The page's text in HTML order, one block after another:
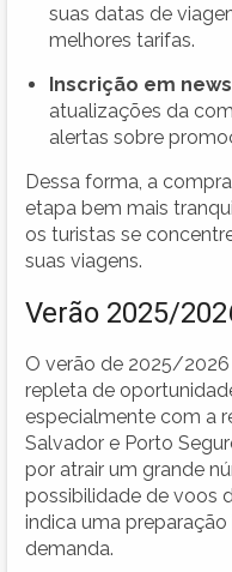
suas datas de
melhores tarifas.
Inscrição em
atualizações da
alertas sobre
Dessa forma, a
etapa bem mais
os turistas se
suas viagens.
Verão 2025/
O verão de 2025/
repleta de
especialmente com a
Salvador e Porto
por atrair um grande
possibilidade de voos
indica uma
demanda.